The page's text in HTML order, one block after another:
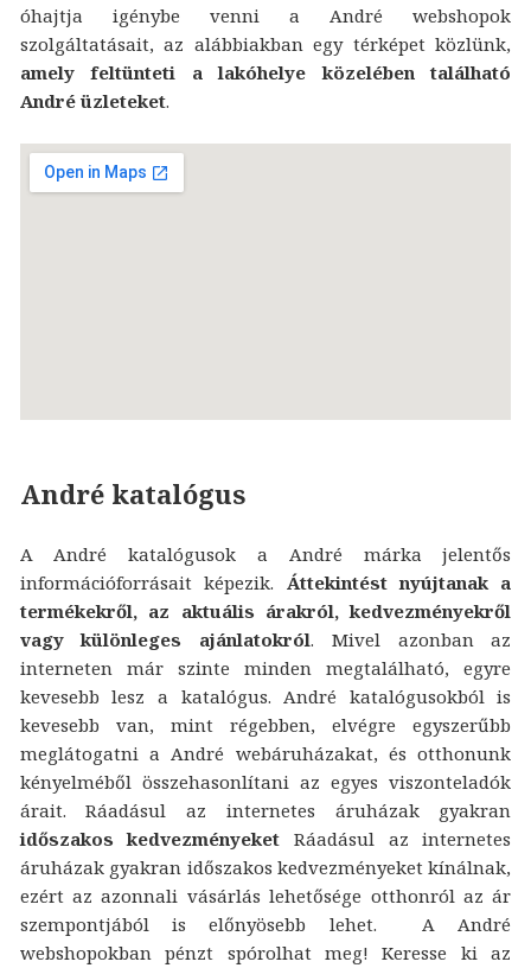
óhajtja igénybe venni a André webshopok
szolgáltatásait, az alábbiakban egy térképet közlünk,
amely feltünteti a lakóhelye közelében található
André üzleteket.
André katalógus
A André katalógusok a André márka jelentős
információforrásait képezik. Áttekintést nyújtanak a
termékekről, az aktuális árakról, kedvezményekről
vagy különleges ajánlatokról. Mivel azonban az
interneten már szinte minden megtalálható, egyre
kevesebb lesz a katalógus. André katalógusokból is
kevesebb van, mint régebben, elvégre egyszerűbb
meglátogatni a André webáruházakat, és otthonunk
kényelméből összehasonlítani az egyes viszonteladók
árait. Ráadásul az internetes áruházak gyakran
időszakos kedvezményeket Ráadásul az internetes
áruházak gyakran időszakos kedvezményeket kínálnak,
ezért az azonnali vásárlás lehetősége otthonról az ár
szempontjából is előnyösebb lehet. A André
webshopokban pénzt spórolhat meg! Keresse ki az